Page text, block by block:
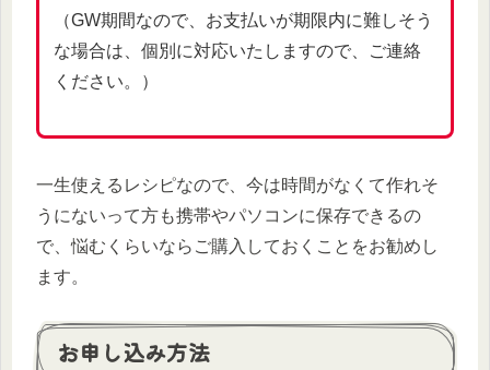
（GW期間なので、お支払いが期限内に難しそう
な場合は、個別に対応いたしますので、ご連絡
ください。）
一生使えるレシピなので、今は時間がなくて作れそ
うにないって方も携帯やパソコンに保存できるの
で、悩むくらいならご購入しておくことをお勧めし
ます。
お申し込み方法